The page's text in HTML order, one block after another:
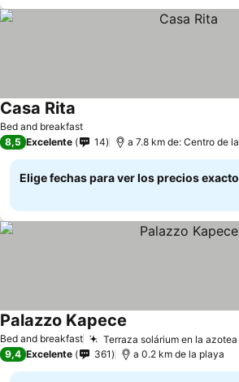
Bed and breakfast
Casa Rita
8,5 Excelente 14 a 7.8 km de: Centro de
Elige fechas para ver los precios
Bed and breakfast Terraza solárium en la
Palazzo Kapece
9,4 Excelente 361 a 0.2 km de la playa